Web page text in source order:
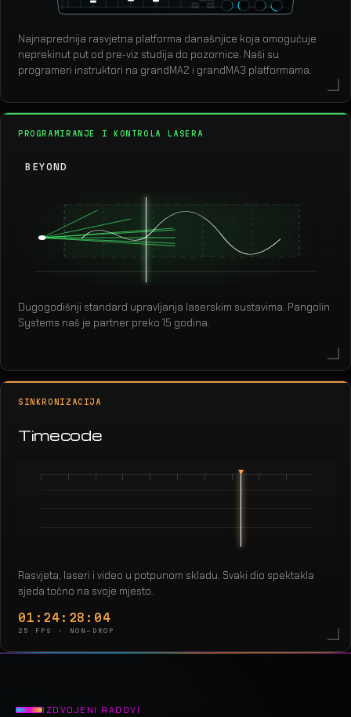
Najnaprednija rasvjetna platforma današnjice koja omogućuje
neprekinut put od pre-viz studija do pozornice. Naši su
programeri instruktori na grandMA2 i grandMA3 platformama.
PROGRAMIRANJE I KONTROLA LASERA
BEYOND
Dugogodišnji standard upravljanja laserskim sustavima. Pangolin
Systems naš je partner preko 15 godina.
SINKRONIZACIJA
Timecode
Rasvjeta, laseri i video u potpunom skladu. Svaki dio spektakla
sjeda točno na svoje mjesto.
01:24:30:22
25 FPS · NON-DROP
IZDVOJENI RADOVI